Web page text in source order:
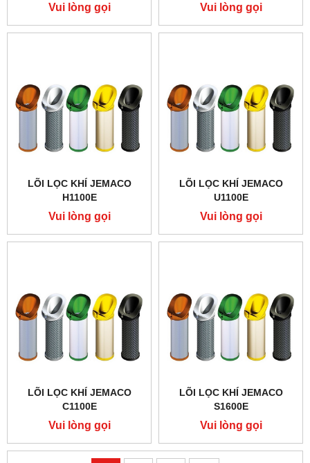
Vui lòng gọi Vui lòng gọi
LÕI LỌC KHÍ JEMACO
H1100E
Vui lòng gọi
LÕI LỌC KHÍ JEMACO
U1100E
Vui lòng gọi
LÕI LỌC KHÍ JEMACO
C1100E
Vui lòng gọi
LÕI LỌC KHÍ JEMACO
S1600E
Vui lòng gọi